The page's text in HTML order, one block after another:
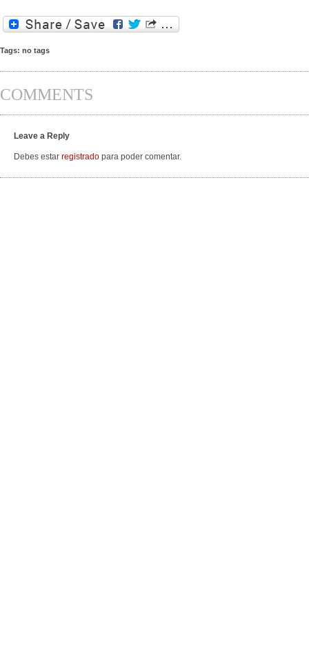
Tags: no tags
COMMENTS
Leave a Reply
Debes estar registrado para poder comentar.